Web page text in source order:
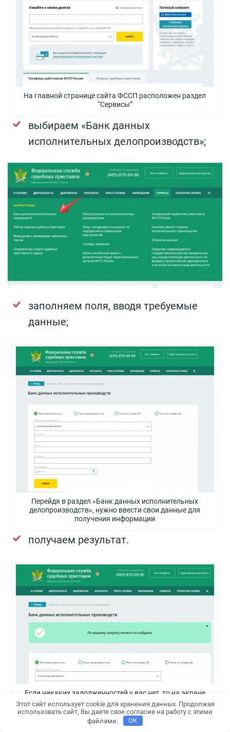
На главной странице сайта ФССП расположен раздел
“Сервисы”
выбираем «Банк данных
исполнительных делопроизводств»;
заполняем поля, вводя требуемые
данные;
Перейдя в раздел «Банк данных исполнительных
делопроизводств», нужно ввести свои данные для
получения информации
получаем результат.
Если никаких задолженностей у вас нет, то на экране
появится “По вашему запросу ничего не найдено”
При наличии долга есть возможность тут
Этот сайт использует cookie для хранения данных. Продолжая
использовать сайт, Вы даете свое согласие на работу с этими
файлами.
OK